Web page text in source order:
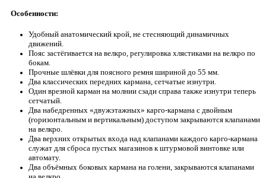
Особенности:
Удобный анатомический крой, не стесняющий динамичных
движений.
Пояс застёгивается на велкро, регулировка хлястиками на велкро по
бокам.
Прочные шлёвки для поясного ремня шириной до 55 мм.
Два классических передних кармана, сетчатые изнутри.
Один врезной карман на молнии сзади справа также изнутри теперь
сетчатый.
Два набедренных «двужэтажных» карго-кармана с двойным
(горизонтальным и вертикальным) доступом закрываются клапанами
на велкро.
Два верхних открытых входа над клапанами каждого карго-кармана
служат для сброса пустых магазинов к штурмовой винтовке или
автомату.
Два объёмных боковых кармана на голени, закрываются клапанами